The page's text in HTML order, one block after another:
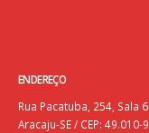
ENDEREÇO
Rua Pacatuba, 254, Sala
Aracaju-SE / CEP: 49.010-